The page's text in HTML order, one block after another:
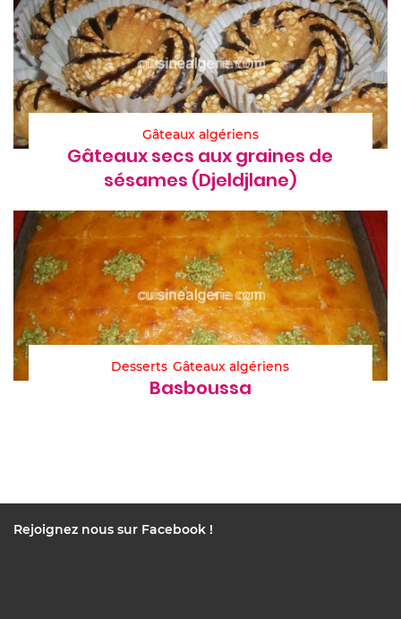
Gâteaux algériens
Gâteaux secs aux graines de
sésames (Djeldjlane)
Desserts Gâteaux algériens
Basboussa
Rejoignez nous sur Facebook !